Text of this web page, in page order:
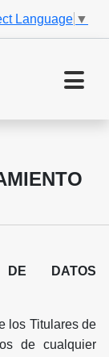
Language ▼
DE DATOS
los Titulares de
de cualquier